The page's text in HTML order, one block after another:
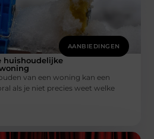
AANBIEDINGEN
huishoudelijke
van een woning kan een
als je niet precies weet welke